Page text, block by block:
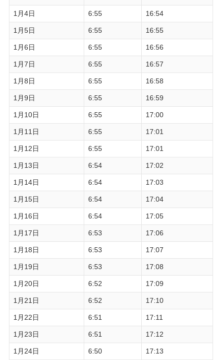
1月4日 6:55 16:54
1月5日 6:55 16:55
1月6日 6:55 16:56
1月7日 6:55 16:57
1月8日 6:55 16:58
1月9日 6:55 16:59
1月10日 6:55 17:00
1月11日 6:55 17:01
1月12日 6:55 17:01
1月13日 6:54 17:02
1月14日 6:54 17:03
1月15日 6:54 17:04
1月16日 6:54 17:05
1月17日 6:53 17:06
1月18日 6:53 17:07
1月19日 6:53 17:08
1月20日 6:52 17:09
1月21日 6:52 17:10
1月22日 6:51 17:11
1月23日 6:51 17:12
1月24日 6:50 17:13